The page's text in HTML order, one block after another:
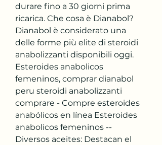
durare fino a 30 giorni prima
ricarica. Che cosa è Dianabol?
Dianabol è considerato una
delle forme più elite di steroidi
anabolizzanti disponibili oggi.
Esteroides anabolicos
femeninos, comprar dianabol
peru steroidi anabolizzanti
comprare - Compre esteroides
anabólicos en línea Esteroides
anabolicos femeninos --
Diversos aceites: Destacan el